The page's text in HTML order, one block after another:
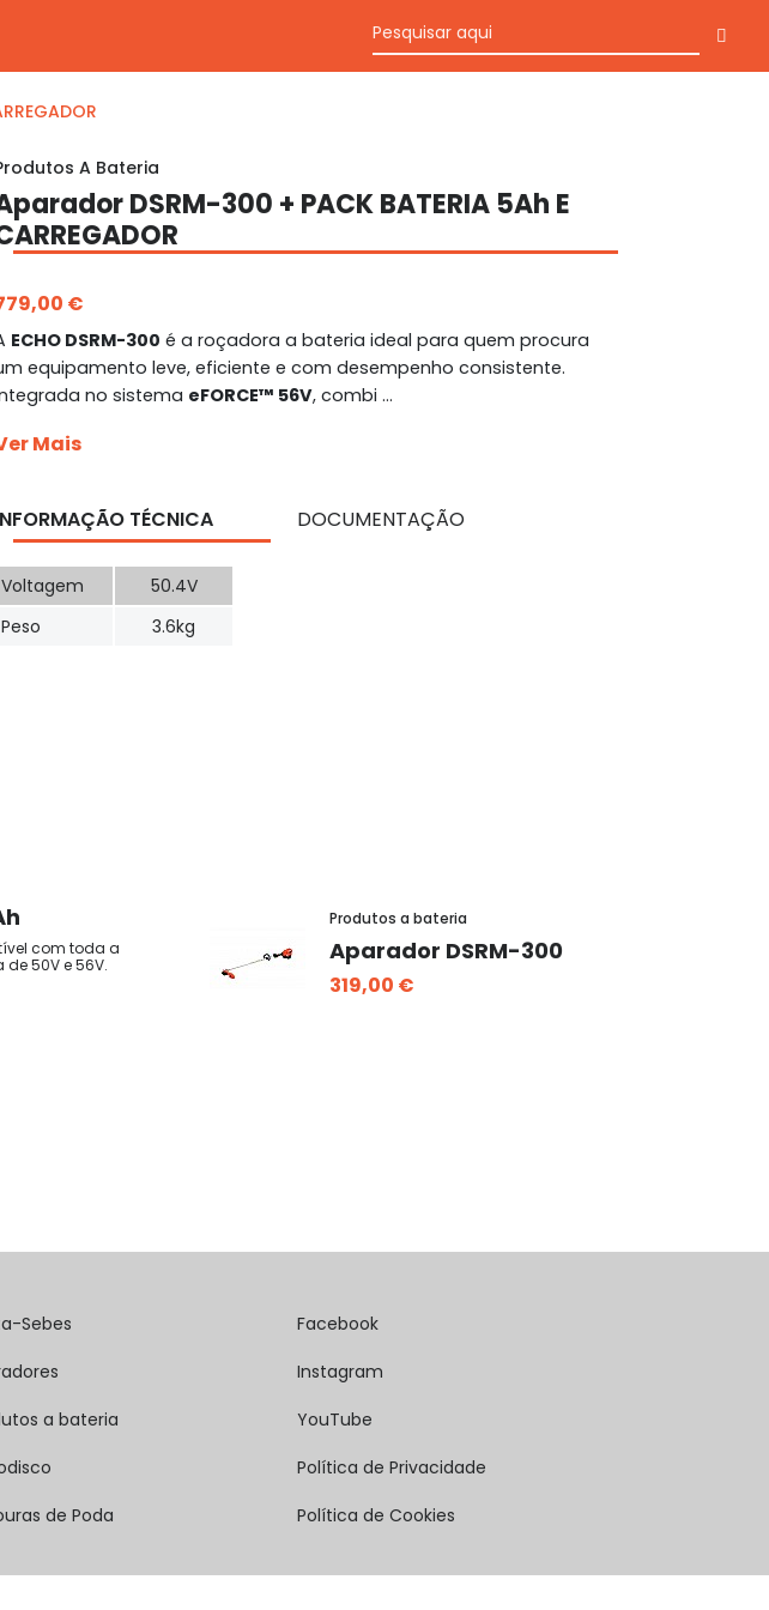
A Bateria
DSRM-300 + PACK BATERIA 5Ah E
€
ECHO DSRM-300 é a roçadora a bateria ideal para quem procura
equipamento leve, eficiente e com desempenho consistente.
no sistema eFORCE™ 56V, combi ...
Mais
TÉCNICA DOCUMENTAÇÃO
Voltagem
50.4V
Peso
3.6kg
com toda a
50V e 56V.
Produtos a bateria
Aparador DSRM-300
319,00 €
Sebes
a bateria
de Poda
Facebook
Instagram
YouTube
Política de Privacidade
Política de Cookies